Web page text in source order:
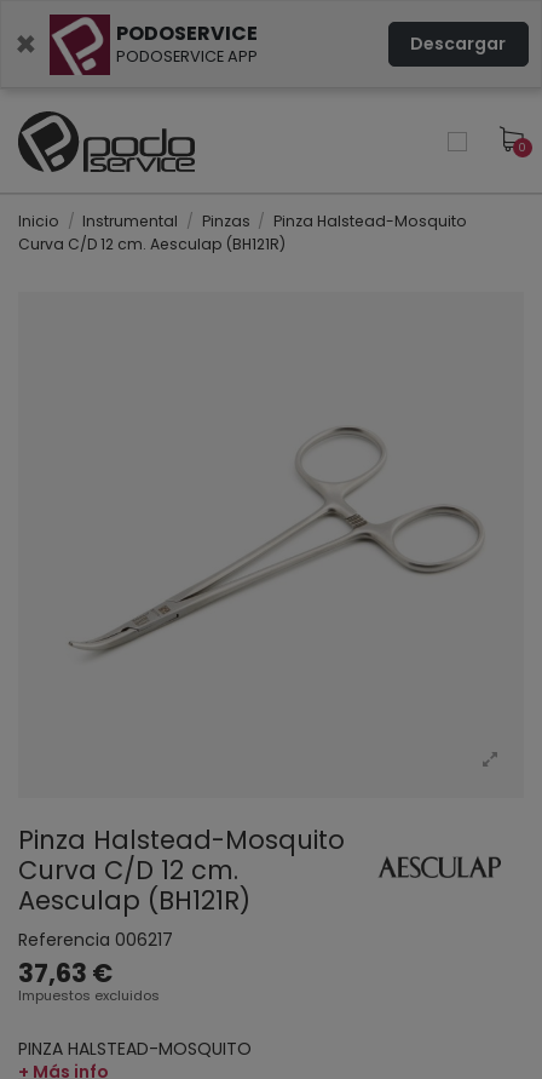
× PODOSERVICE
PODOSERVICE APP Descargar
0
Inicio Instrumental Pinzas
Pinza Halstead-Mosquito
Curva C/D 12 cm. Aesculap (BH121R)
Pinza Halstead-Mosquito
Curva C/D 12 cm.
Aesculap (BH121R)
Referencia 006217
37,63 €
Impuestos excluidos
PINZA HALSTEAD-MOSQUITO
+ Más info